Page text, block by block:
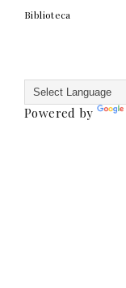
Biblioteca
Powered by